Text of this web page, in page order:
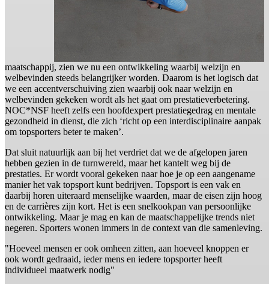
maatschappij, zien we nu een ontwikkeling waarbij welzijn en
welbevinden steeds belangrijker worden. Daarom is het logisch dat
we een accentverschuiving zien waarbij ook naar welzijn en
welbevinden gekeken wordt als het gaat om prestatieverbetering.
NOC*NSF heeft zelfs een hoofdexpert prestatiegedrag en mentale
gezondheid in dienst, die zich ‘richt op een interdisciplinaire aanpak
om topsporters beter te maken’.
Dat sluit natuurlijk aan bij het verdriet dat we de afgelopen jaren
hebben gezien in de turnwereld, maar het kantelt weg bij de
prestaties. Er wordt vooral gekeken naar hoe je op een aangename
manier het vak topsport kunt bedrijven. Topsport is een vak en
daarbij horen uiteraard menselijke waarden, maar de eisen zijn hoog
en de carrières zijn kort. Het is een snelkookpan van persoonlijke
ontwikkeling. Maar je mag en kan de maatschappelijke trends niet
negeren. Sporters wonen immers in de context van die samenleving.
"Hoeveel mensen er ook omheen zitten, aan hoeveel knoppen er
ook wordt gedraaid, ieder mens en iedere topsporter heeft
individueel maatwerk nodig"